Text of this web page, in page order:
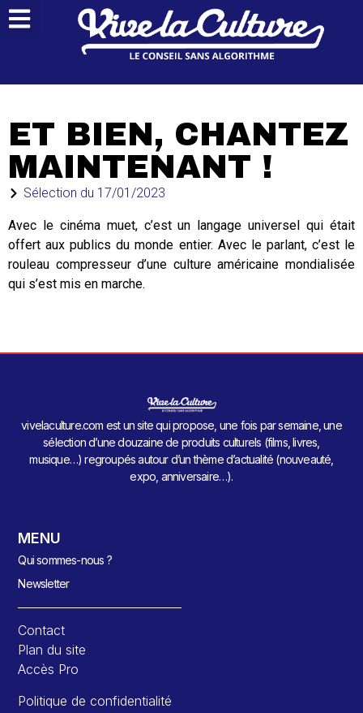
ET BIEN, CHANTEZ
MAINTENANT !
Sélection du 17/01/2023
Avec le cinéma muet, c’est un langage universel qui était
offert aux publics du monde entier. Avec le parlant, c’est le
rouleau compresseur d’une culture américaine mondialisée
qui s’est mis en marche.
vivelaculture.com est un site qui propose, une fois par semaine, une
sélection d’une douzaine de produits culturels (films, livres,
musique…) regroupés autour d’un thème d’actualité (nouveauté,
expo, anniversaire…).
MENU
Qui sommes-nous ?
Newsletter
Contact
Plan du site
Accès Pro
Politique de confidentialité